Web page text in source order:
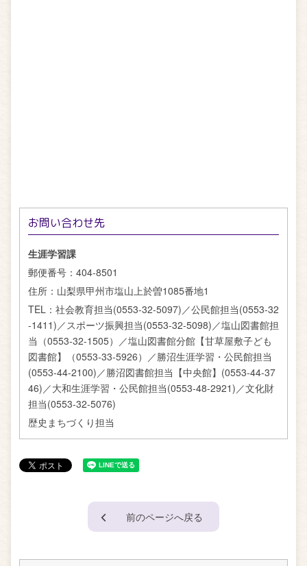
お問い合わせ先
生涯学習課
郵便番号： 404-8501
住所： 山梨県甲州市塩山上於曽1085番地1
TEL： 社会教育担当(0553-32-5097)／公民館担当(0553-32
-1411)／スポーツ振興担当(0553-32-5098)／塩山図書館担
当（0553-32-1505）／塩山図書館分館【甘草屋敷子ども
図書館】（0553-33-5926）／勝沼生涯学習・公民館担当
(0553-44-2100)／勝沼図書館担当【中央館】(0553-44-37
46)／大和生涯学習・公民館担当(0553-48-2921)／文化財
担当(0553-32-5076)
歴史まちづくり担当
前のページへ戻る